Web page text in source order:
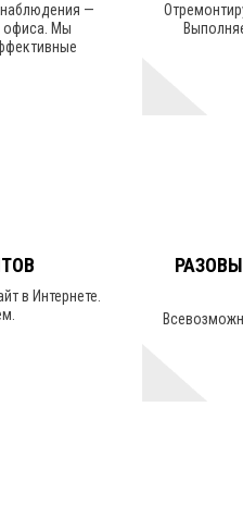
—
офиса. Мы
в Интернете.